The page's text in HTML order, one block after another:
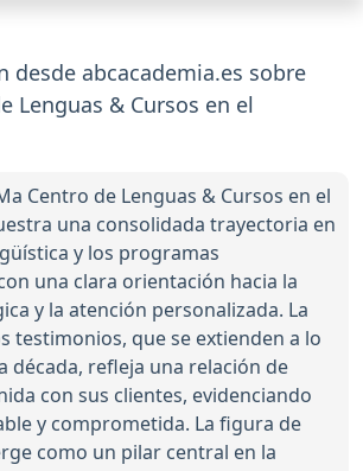
desde abcacademia.es sobre
Lenguas & Cursos en el
Centro de Lenguas & Cursos en el
una consolidada trayectoria en
y los programas
una clara orientación hacia la
y la atención personalizada. La
testimonios, que se extienden a lo
década, refleja una relación de
con sus clientes, evidenciando
y comprometida. La figura de
como un pilar central en la